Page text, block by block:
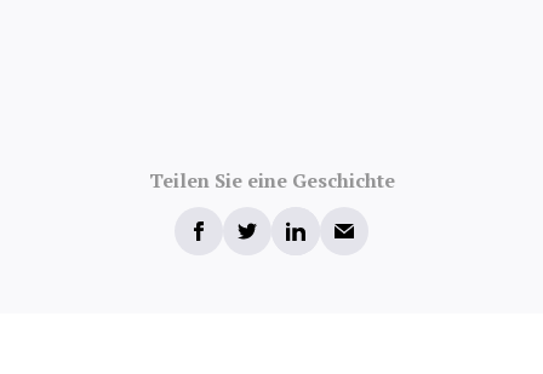
Teilen Sie eine Geschichte